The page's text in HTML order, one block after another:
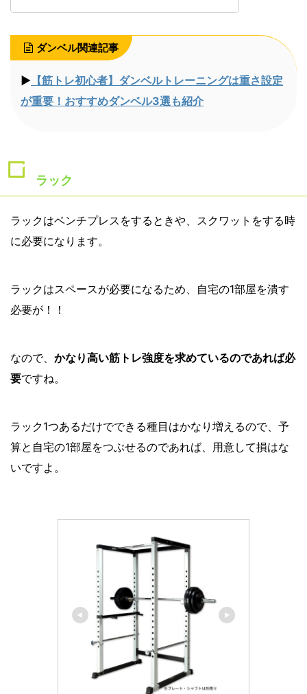
ダンベル関連記事
▶︎ 【筋トレ初心者】ダンベルトレーニングは重さ設定
が重要！おすすめダンベル3選も紹介
ラック
ラックはベンチプレスをするときや、スクワットをする時
に必要になります。
ラックはスペースが必要になるため、自宅の1部屋を潰す
必要が！！
なので、 かなり高い筋トレ強度を求めているのであれば必
要ですね。
ラック1つあるだけでできる種目はかなり増えるので、予
算と自宅の1部屋をつぶせるのであれば、用意して損はな
いですよ。